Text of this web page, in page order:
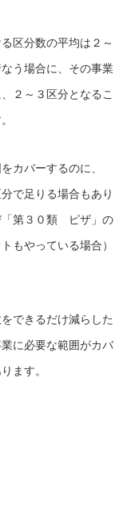
区分数の平均は２～
う場合に、その事業
２～３区分となるこ
カバーするのに、
で足りる場合もあり
「第３０類 ピザ」の
もやっている場合）
できるだけ減らした
に必要な範囲がカバ
ます。